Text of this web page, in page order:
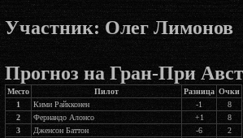
Участник: Олег Лимонов
Прогноз на Гран-При
Место Пилот Разница Очки
1
Кими Райкконен -1
8
2
Фернандо Алонсо +1
8
3
Дженсон Баттон -6
2